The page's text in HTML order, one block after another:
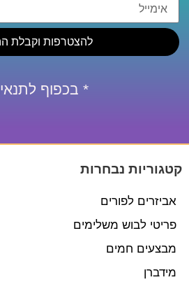
להצטרפות וקבלת
* בכפוף
קטגוריות נבחרות
אביזרים לפורים
פריטי לבוש משלימים
מבצעים חמים
מידברן